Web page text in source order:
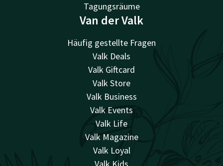
Tagungsräume
Van der Valk
Häufig gestellte Fragen
Valk Deals
Valk Giftcard
Valk Store
Valk Business
Valk Events
Valk Life
Valk Magazine
Valk Loyal